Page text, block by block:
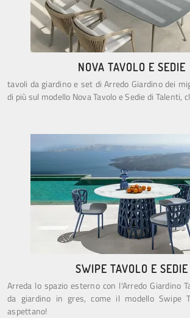
NOVA TAVOLO E SEDIE
tavoli da giardino e set di Arredo Giardino dei
di più sul modello Nova Tavolo e Sedie di Talenti,
SWIPE TAVOLO E SEDIE
Arreda lo spazio esterno con l'Arredo Giardino
da giardino in gres, come il modello Swipe
aspettano!